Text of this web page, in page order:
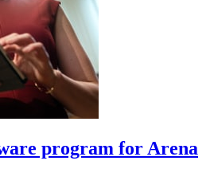
program for Arena